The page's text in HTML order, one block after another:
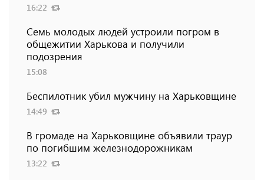
16:22
Семь молодых людей устроили погром в
общежитии Харькова и получили
подозрения
15:08
Беспилотник убил мужчину на Харьковщине
14:49
В громаде на Харьковщине объявили траур
по погибшим железнодорожникам
13:22